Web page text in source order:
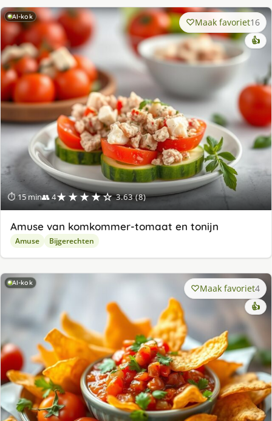
AI-kok
⏱ 15 min👥 4★★★★☆ 3.63 (8)
Maak favoriet16
👍
Amuse van komkommer-tomaat en tonijn
Amuse Bijgerechten
AI-kok Maak favoriet4
👍